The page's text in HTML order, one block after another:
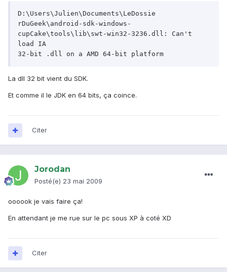
D:\Users\Julien\Documents\LeDossie
rDuGeek\android-sdk-windows-
cupCake\tools\lib\swt-win32-3236.dll: Can't
load IA
32-bit .dll on a AMD 64-bit platform
La dll 32 bit vient du SDK.
Et comme il le JDK en 64 bits, ça coince.
Citer
Jorodan
Posté(e) 23 mai 2009
oooook je vais faire ça!
En attendant je me rue sur le pc sous XP à coté XD
Citer